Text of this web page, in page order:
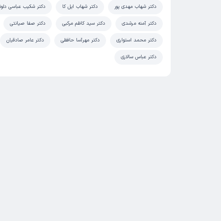
دکتر شهاب مهدی پور دکتر شهاب ایل کا دکتر شکیب عباسی
دکتر آمنه مرشدی دکتر سید کاظم مرکبی دکتر صفا صیانتی
دکتر محمد استواری دکتر مهرآسا حافظی دکتر عامر صادقیان
دکتر عباس سالاری